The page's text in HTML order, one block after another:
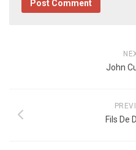
John
Fils De